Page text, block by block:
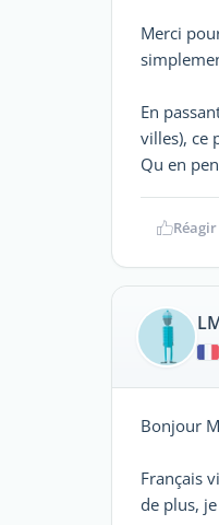
Merci
En
villes), ce
Qu en
Réagir
Bonjour
Français
de plus,